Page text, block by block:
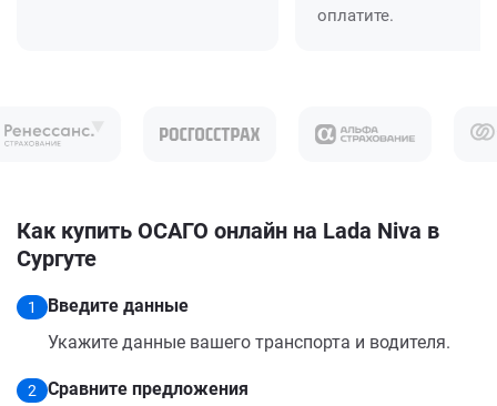
оплатите.
Как купить ОСАГО онлайн на Lada Niva в
Сургуте
1
Введите данные
Укажите данные вашего транспорта и водителя.
2
Сравните предложения